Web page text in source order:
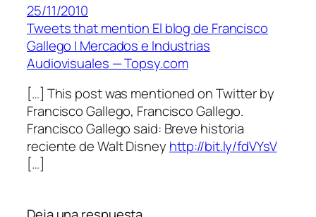
25/11/2010
Tweets that mention El blog de Francisco
Gallego | Mercados e Industrias
Audiovisuales — Topsy.com
[…] This post was mentioned on Twitter by
Francisco Gallego, Francisco Gallego.
Francisco Gallego said: Breve historia
reciente de Walt Disney http://bit.ly/fdVYsV
[…]